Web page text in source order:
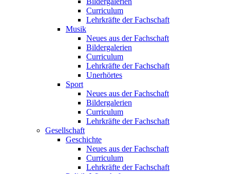
Curriculum
Lehrkräfte der Fachschaft
Musik
Neues aus der Fachschaft
Bildergalerien
Curriculum
Lehrkräfte der Fachschaft
Unerhörtes
Sport
Neues aus der Fachschaft
Bildergalerien
Curriculum
Lehrkräfte der Fachschaft
Gesellschaft
Geschichte
Neues aus der Fachschaft
Curriculum
Lehrkräfte der Fachschaft